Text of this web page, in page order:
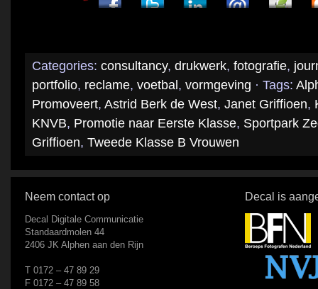
Categories: consultancy, drukwerk, fotografie,
portfolio, reclame, voetbal , vormgeving · Tags:
Promoveert, Astrid Berk de West, Janet Griffioen,
KNVB, Promotie naar Eerste Klasse, Sportpark
Griffioen, Tweede Klasse B Vrouwen
Neem contact op
Decal Digitale Communicatie
Standaardmolen 44
2406 JK Alphen aan den Rijn
T 0172 – 47 89 29
F 0172 – 47 89 58
Decal is